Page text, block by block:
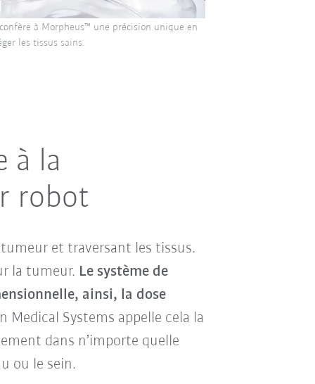
à Morpheus™ une précision unique en
les tissus sains.
à la
robot
et traversant les tissus.
la tumeur. Le système de
ainsi, la dose
Medical Systems appelle cela la
dans n’importe quelle
ou le sein.